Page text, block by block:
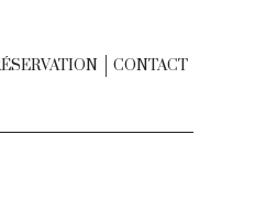
CONTACT